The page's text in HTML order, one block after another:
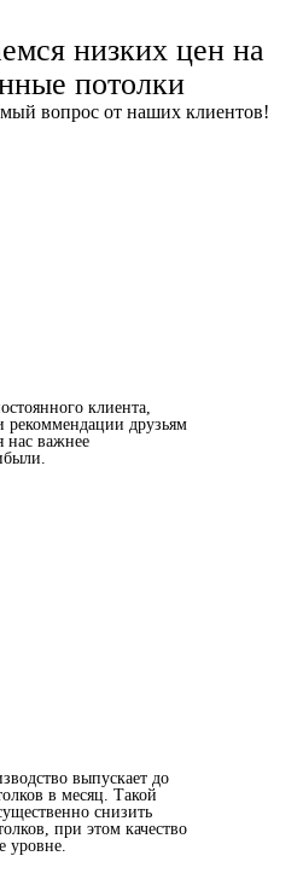
низких цен на
потолки
вопрос от наших клиентов!
клиента,
рекоммендации друзьям
нас важнее
выпускает до
в месяц. Такой
снизить
при этом качество
уровне.